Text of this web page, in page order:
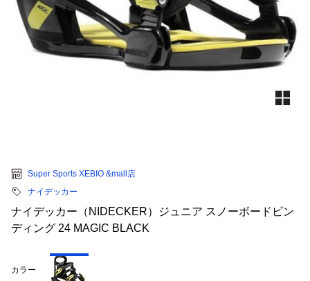
Super Sports XEBIO &mall店
ナイデッカー
ナイデッカー（NIDECKER）ジュニア スノーボードビン
ディング 24 MAGIC BLACK
カラー